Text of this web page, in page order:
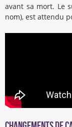
avant sa mort. Le
nom), est attendu